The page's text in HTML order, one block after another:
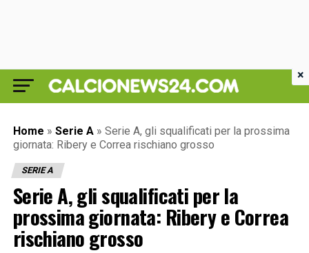
Home » Serie A » Serie A, gli squalificati per la prossima
giornata: Ribery e Correa rischiano grosso
SERIE A
Serie A, gli squalificati per la
prossima giornata: Ribery e Correa
rischiano grosso
×